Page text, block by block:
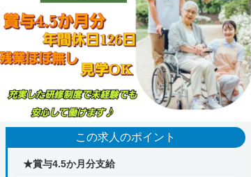
この求人のポイント
★賞与4.5か月分支給